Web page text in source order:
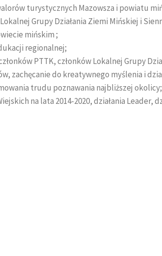
turystycznych Mazowsza i powiatu
Grupy Działania Ziemi Mińskiej i
mińskim ;
regionalnej;
PTTK, członków Lokalnej Grupy
zachęcanie do kreatywnego myślenia i
trudu poznawania najbliższej okolicy;
na lata 2014-2020, działania Leader,